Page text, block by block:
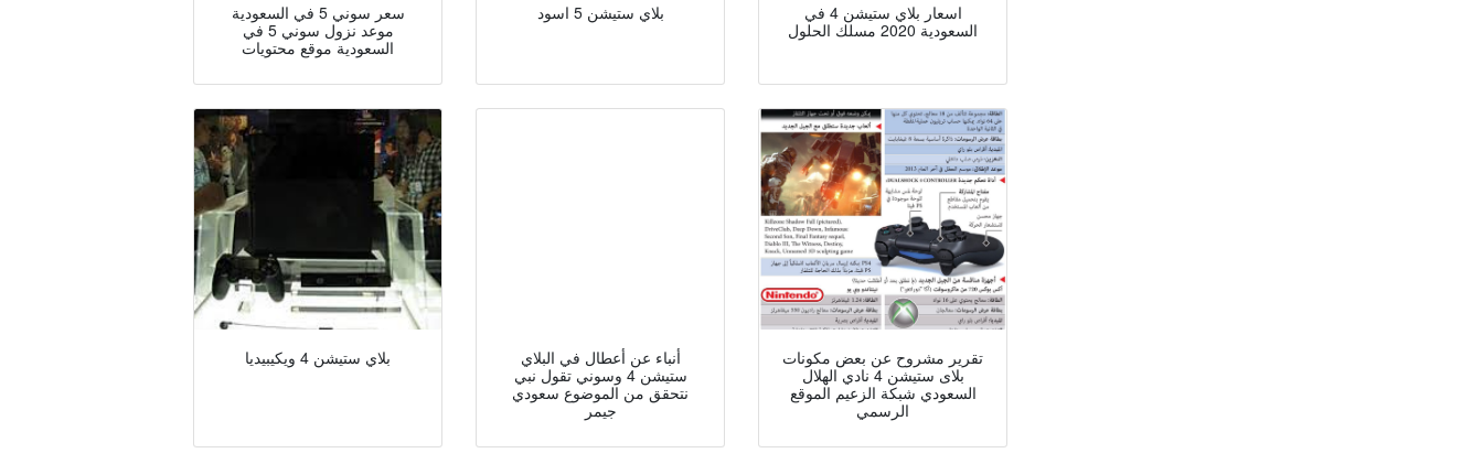
سعر سوني 5 في السعودية
موعد نزول سوني 5 في
السعودية موقع محتويات
بلاي ستيشن 5 اسود
اسعار بلاي ستيشن 4 في
السعودية 2020 مسلك الحلول
بلاي ستيشن 4 ويكيبيديا
أنباء عن أعطال في البلاي
ستيشن 4 وسوني تقول نبي
نتحقق من الموضوع سعودي
جيمر
تقرير مشروح عن بعض مكونات
بلاى ستيشن 4 نادي الهلال
السعودي شبكة الزعيم الموقع
الرسمي